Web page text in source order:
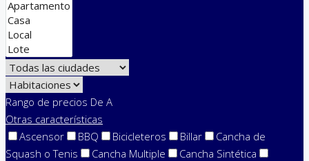
Rango de precios De A
Otras características
Ascensor
BBQ Bicicleteros Billar
Cancha de
Squash o Tenis
Cancha Multiple
Cancha Sintética